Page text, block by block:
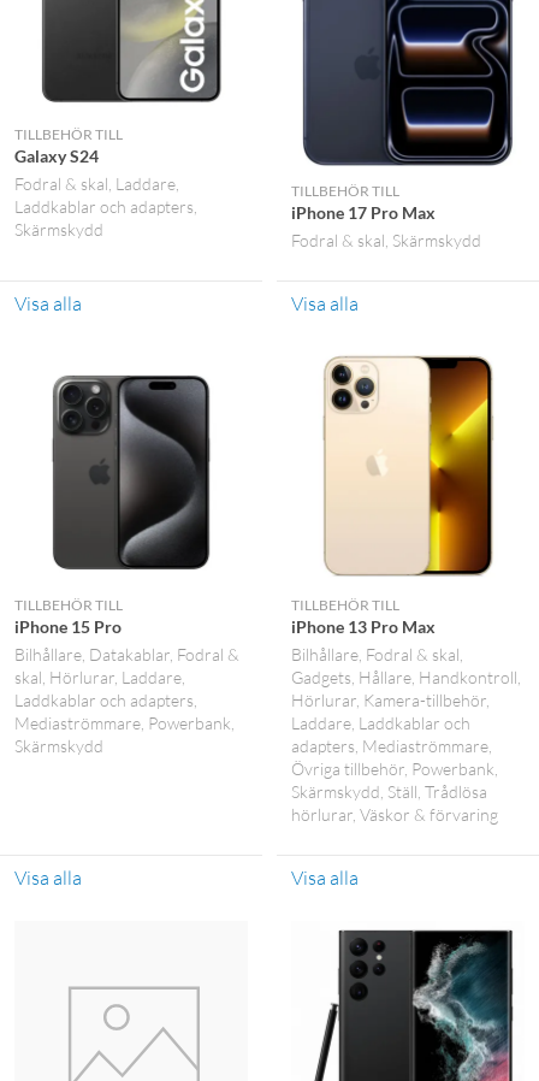
TILLBEHÖR TILL
Galaxy S24
Fodral & skal Laddare
Laddkablar och adapters
Skärmskydd
Visa alla
TILLBEHÖR TILL
iPhone 17 Pro Max
Fodral & skal Skärmskydd
Visa alla
TILLBEHÖR TILL
iPhone 15 Pro
Bilhållare Datakablar Fodral &
skal Hörlurar Laddare
Laddkablar och adapters
Mediaströmmare Powerbank
Skärmskydd
Visa alla
TILLBEHÖR TILL
iPhone 13 Pro Max
Bilhållare Fodral & skal
Gadgets Hållare Handkontroll
Hörlurar Kamera-tillbehör
Laddare Laddkablar och
adapters Mediaströmmare
Övriga tillbehör Powerbank
Skärmskydd Ställ Trådlösa
hörlurar Väskor & förvaring
Visa alla